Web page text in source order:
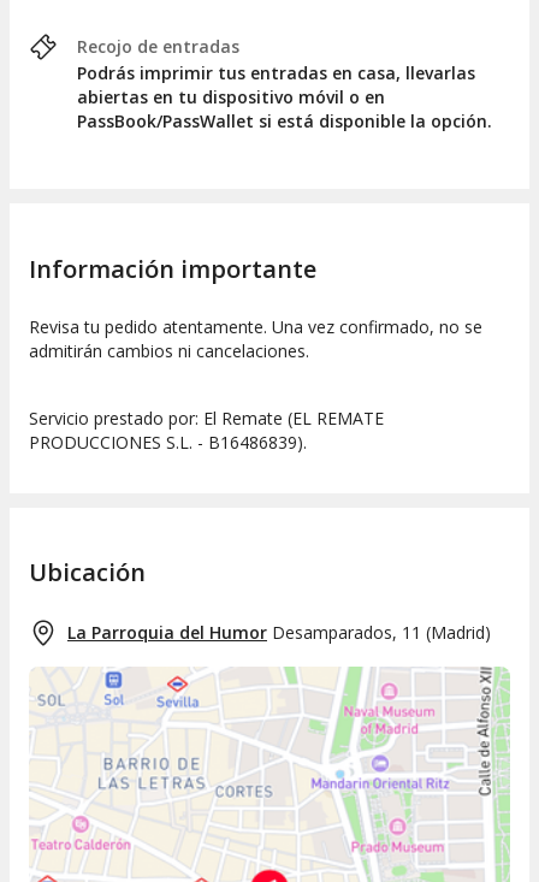
Recojo de entradas
Podrás imprimir tus entradas en casa, llevarlas
abiertas en tu dispositivo móvil o en
PassBook/PassWallet si está disponible la opción.
Información importante
Revisa tu pedido atentamente. Una vez confirmado, no se
admitirán cambios ni cancelaciones.
Servicio prestado por: El Remate (EL REMATE
PRODUCCIONES S.L. - B16486839).
Ubicación
La Parroquia del Humor Desamparados, 11 (Madrid)